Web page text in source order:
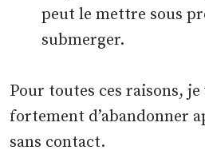
peut le mettre sous
submerger.
Pour toutes ces raisons,
fortement d’abandonner
sans contact.